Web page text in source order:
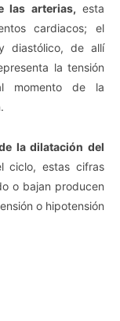
las arterias, esta
cardiacos; el
diastólico, de allí
la tensión
momento de la
la dilatación del
ciclo, estas cifras
o bajan producen
o hipotensión